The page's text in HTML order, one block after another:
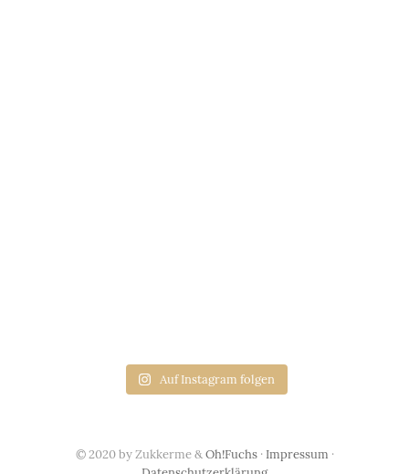
Auf Instagram folgen
© 2020 by Zukkerme &Oh!Fuchs· Impressum ·